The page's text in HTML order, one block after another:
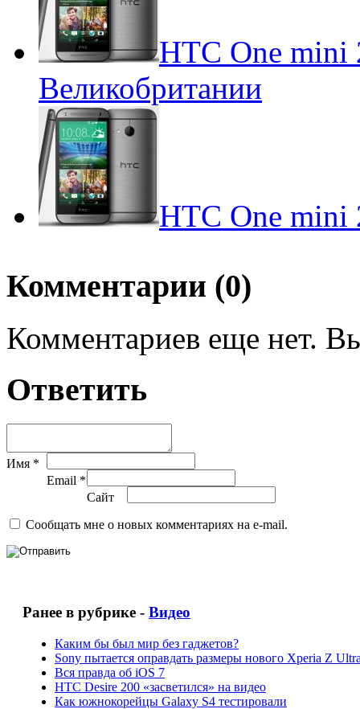
HTC One mini
Великобритании
HTC One mini
Комментарии (0)
Комментариев еще нет.
Ответить
Имя *
Email *
Сайт
Сообщать мне о новых комментариях на e-mail.
Ранее в рубрике - Видео
Каким бы был мир без гаджетов?
Sony пытается оправдать размеры нового Xperia Z
Вся правда об iOS 7
HTC Desire 200 «засветился» на видео
Как южнокорейцы Galaxy S4 тестировали